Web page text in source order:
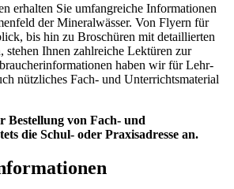
erhalten Sie umfangreiche Informationen
der Mineralwässer. Von Flyern für
bis hin zu Broschüren mit detaillierten
stehen Ihnen zahlreiche Lektüren zur
haben wir für Lehr-
nützliches Fach- und Unterrichtsmaterial
Bestellung von Fach- und
die Schul- oder Praxisadresse an.